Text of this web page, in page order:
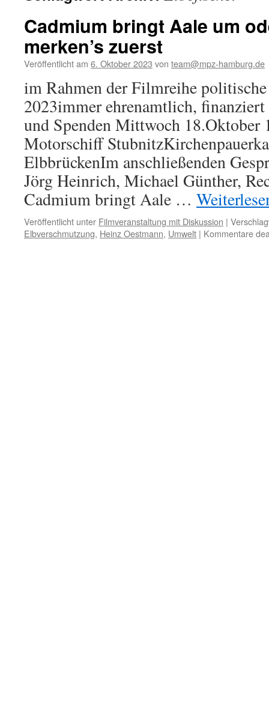
Cadmium bringt Aale um
merken’s zuerst
Veröffentlicht am 6. Oktober 2023 von team@mpz-hamburg.de
im Rahmen der Filmreihe
2023immer ehrenamtlich,
und Spenden Mittwoch 18.Oktober
Motorschiff
ElbbrückenIm anschließenden
Jörg Heinrich, Michael Günther,
Cadmium bringt Aale …
Veröffentlicht unter Filmveranstaltung mit Diskussion |
Elbverschmutzung, Heinz Oestmann, Umwelt | Kommentare